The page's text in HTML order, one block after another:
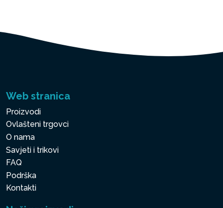
Web stranica
Proizvodi
Ovlašteni trgovci
O nama
Savjeti i trikovi
FAQ
Podrška
Kontakti